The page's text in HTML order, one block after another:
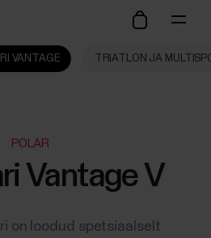
VANTAGE TRIATLON JA
POLAR
Vantage V
on loodud spetsiaalselt